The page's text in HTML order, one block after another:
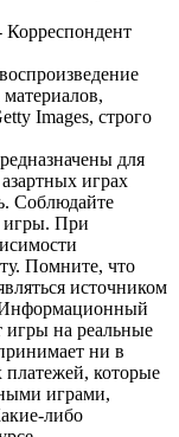
Корреспондент
Images, строго
для
играх
Соблюдайте
игры. При
Помните, что
источником
Информационный
игры на реальные
ни в
платежей, которые
играми,
либо